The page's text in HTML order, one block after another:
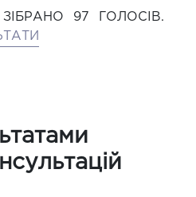
97
ГОЛОСІВ.